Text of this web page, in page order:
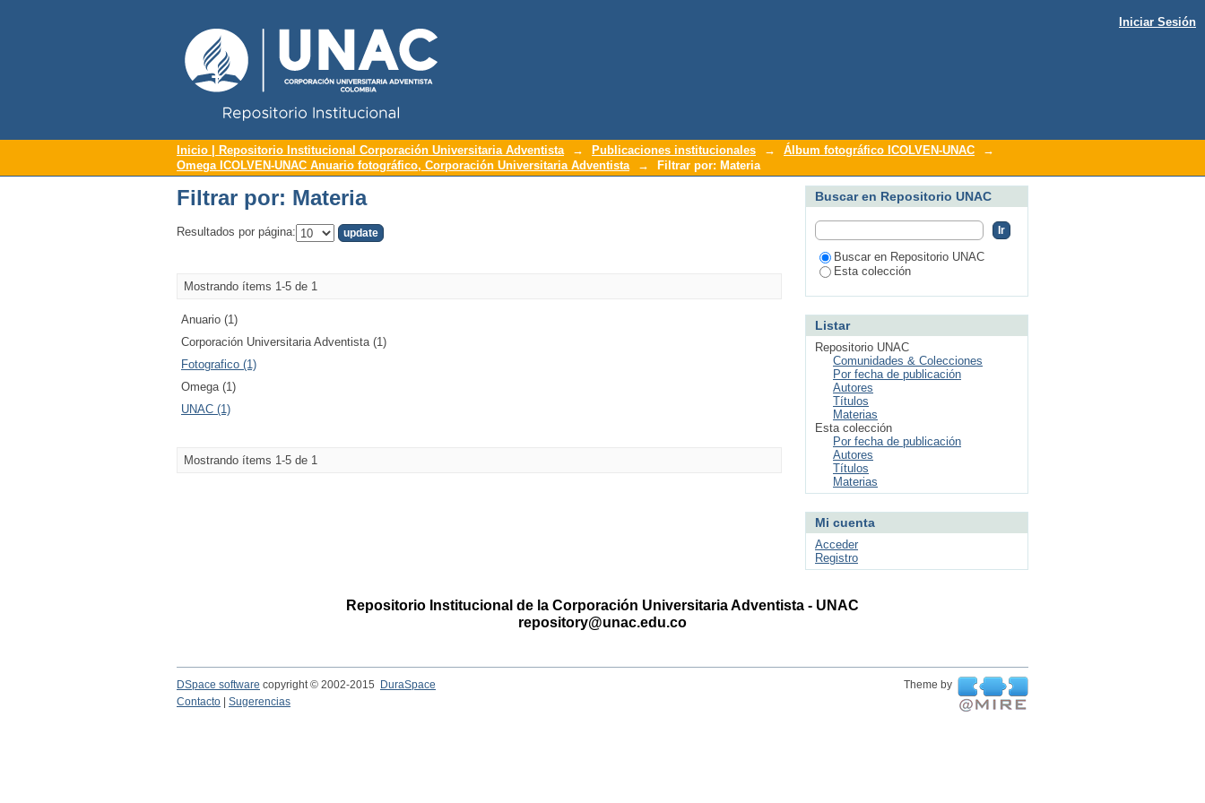
Filtrar por: Materia
Iniciar Sesión
Inicio | Repositorio Institucional Corporación Universitaria Adventista → Publicaciones institucionales → Álbum fotográfico ICOLVEN-UNAC
→
Omega ICOLVEN-UNAC Anuario fotográfico, Corporación Universitaria Adventista
→ Filtrar por: Materia
Filtrar por: Materia
Resultados por página:
Mostrando ítems 1-5 de 1
Anuario (1)
Corporación Universitaria Adventista (1)
Fotografico (1)
Omega (1)
UNAC (1)
Mostrando ítems 1-5 de 1
Buscar en Repositorio UNAC
Buscar en Repositorio UNAC
Esta colección
Listar
Repositorio UNAC
Comunidades & Colecciones
Por fecha de publicación
Autores
Títulos
Materias
Esta colección
Por fecha de publicación
Autores
Títulos
Materias
Mi cuenta
Acceder
Registro
Repositorio Institucional de la Corporación Universitaria Adventista - UNAC
repository@unac.edu.co
DSpace software copyright © 2002-2015 DuraSpace
Theme by
Contacto
Sugerencias